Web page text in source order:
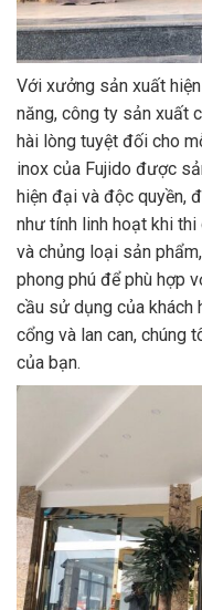
Với xưởng sản xuất
năng, công ty sản xuất
hài lòng tuyệt đối cho
inox của Fujido được
hiện đại và độc quyền,
như tính linh hoạt khi
và chủng loại sản
phong phú để phù hợp
cầu sử dụng của khách
cổng và lan can, chúng
của bạn.